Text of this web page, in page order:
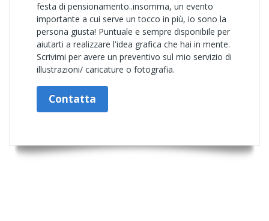
festa di pensionamento..insomma, un evento
importante a cui serve un tocco in più, io sono la
persona giusta! Puntuale e sempre disponibile per
aiutarti a realizzare l'idea grafica che hai in mente.
Scrivimi per avere un preventivo sul mio servizio di
illustrazioni/ caricature o fotografia.
Contatta